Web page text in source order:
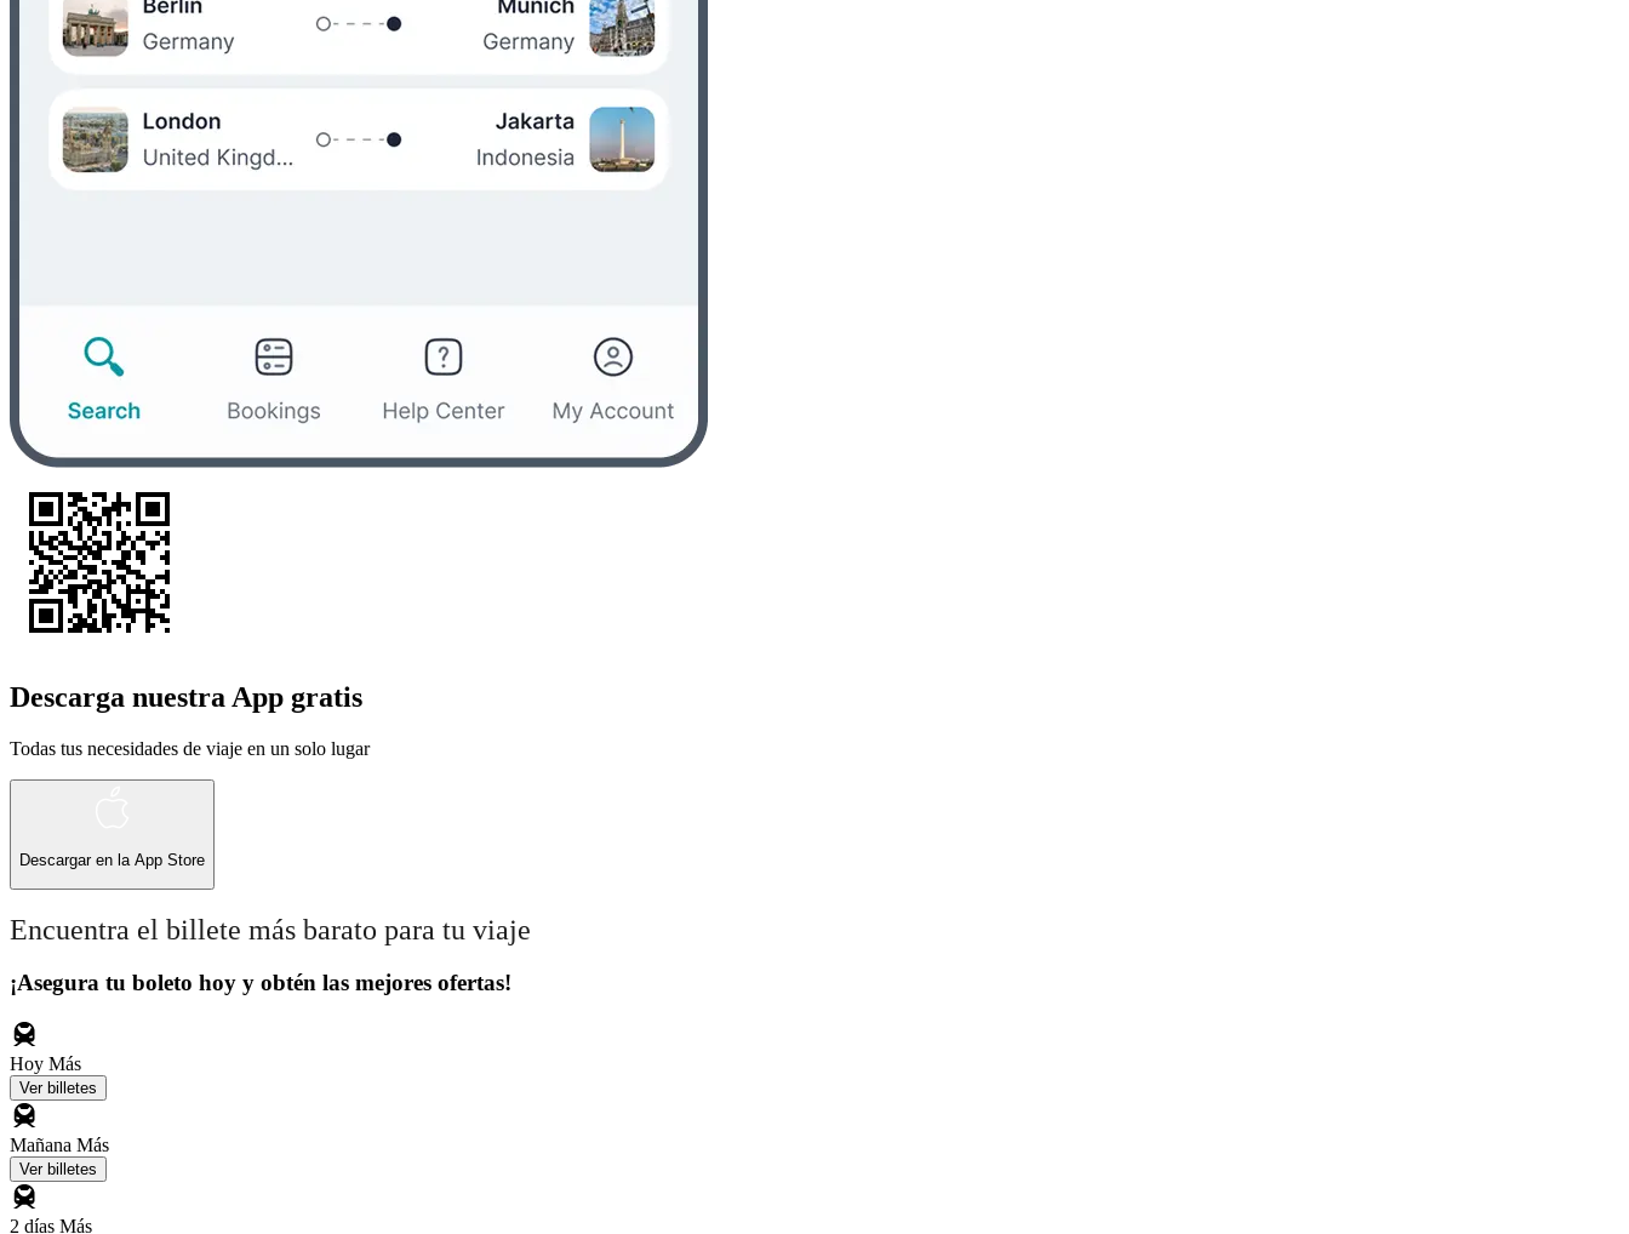
Descarga nuestra App gratis
Todas tus necesidades de viaje en un solo lugar
Descargar en la App Store
Encuentra el billete más barato para tu viaje
¡Asegura tu boleto hoy y obtén las mejores ofertas!
Hoy Más
Ver billetes
Mañana Más
Ver billetes
2 días Más